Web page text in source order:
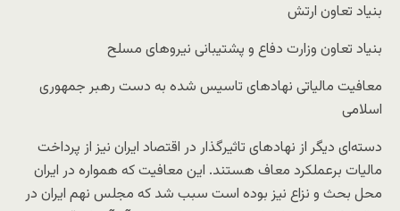
بنیاد تعاون ارتش
بنیاد تعاون وزارت دفاع و پشتیبانی نیروهای مسلح
معافیت مالیاتی نهادهای تاسیس شده به دست رهبر جمهوری
اسلامی
دسته‌ای دیگر از نهادهای تاثیرگذار در اقتصاد ایران نیز از پرداخت
مالیات برعملکرد معاف هستند. این معافیت که همواره در ایران
محل بحث و نزاع نیز بوده است سبب شد که مجلس نهم ایران در